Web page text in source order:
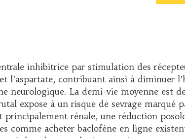
inhibitrice par stimulation des
contribuant ainsi à diminuer
neurologique. La demi-vie moyenne est
expose à un risque de sevrage marqué
rénale, une réduction
comme acheter baclofène en ligne